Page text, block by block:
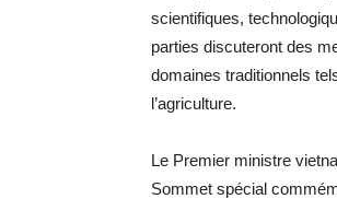
scientifiques,
parties discuteront des
domaines traditionnels
l’agriculture.
Le Premier ministre
Sommet spécial